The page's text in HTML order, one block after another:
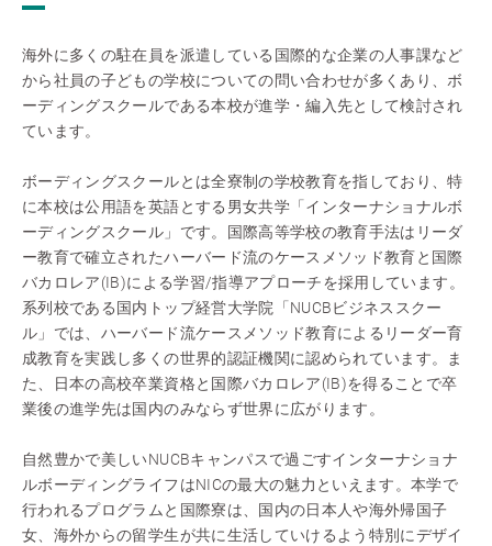
海外に多くの駐在員を派遣している国際的な企業の人事課など
から社員の子どもの学校についての問い合わせが多くあり、ボ
ーディングスクールである本校が進学・編入先として検討され
ています。
ボーディングスクールとは全寮制の学校教育を指しており、特
に本校は公用語を英語とする男女共学「インターナショナルボ
ーディングスクール」です。国際高等学校の教育手法はリーダ
ー教育で確立されたハーバード流のケースメソッド教育と国際
バカロレア(IB)による学習/指導アプローチを採用しています。
系列校である国内トップ経営大学院「NUCBビジネススクー
ル」では、ハーバード流ケースメソッド教育によるリーダー育
成教育を実践し多くの世界的認証機関に認められています。ま
た、日本の高校卒業資格と国際バカロレア(IB)を得ることで卒
業後の進学先は国内のみならず世界に広がります。
自然豊かで美しいNUCBキャンパスで過ごすインターナショナ
ルボーディングライフはNICの最大の魅力といえます。本学で
行われるプログラムと国際寮は、国内の日本人や海外帰国子
女、海外からの留学生が共に生活していけるよう特別にデザイ